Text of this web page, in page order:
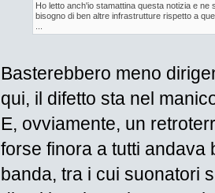
Ho letto anch'io stamattina questa notizia e ne
bisogno di ben altre infrastrutture rispetto a
Basterebbero meno
qui, il difetto sta nel
E, ovviamente, un
forse finora a tutti andava
banda, tra i cui suonatori